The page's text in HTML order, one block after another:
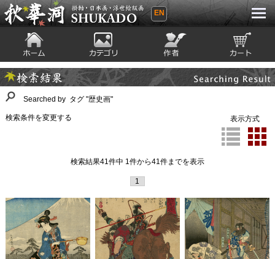
秋華洞 SHUKADO 掛軸・日本画・浮世
EN
ホーム カテゴリ 絵師 カート
検索結果
Searched by タグ "歴史画"
検索条件を変更する 表示方式
検索結果41件中 1件から41件までを表示
1